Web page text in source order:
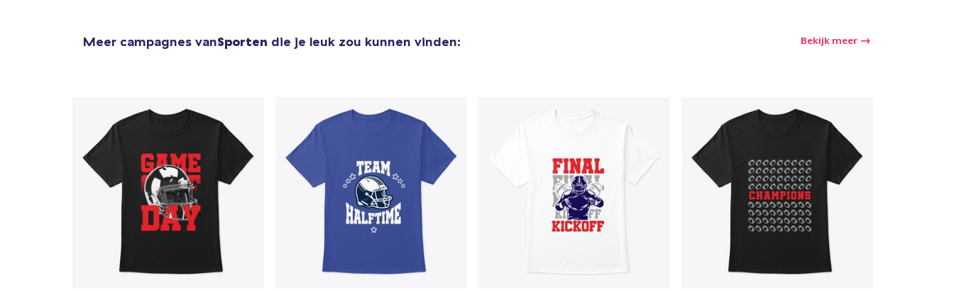
Meer campagnes vanSporten die je leuk zou kunnen vinden: Bekijk meer